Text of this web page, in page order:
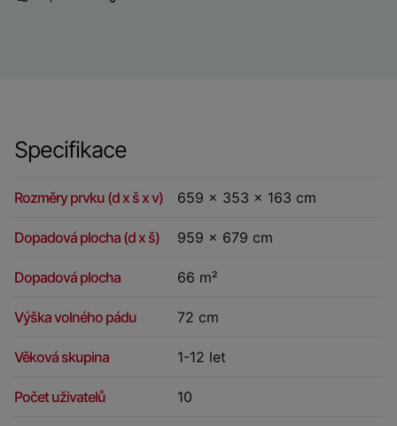
Specifikace
Rozměry prvku (d x š x v) 659 × 353 x 163 cm
Dopadová plocha (d x š) 959 x 679 cm
Dopadová plocha 66 m²
Výška volného pádu 72 cm
Věková skupina 1-12 let
Počet uživatelů 10